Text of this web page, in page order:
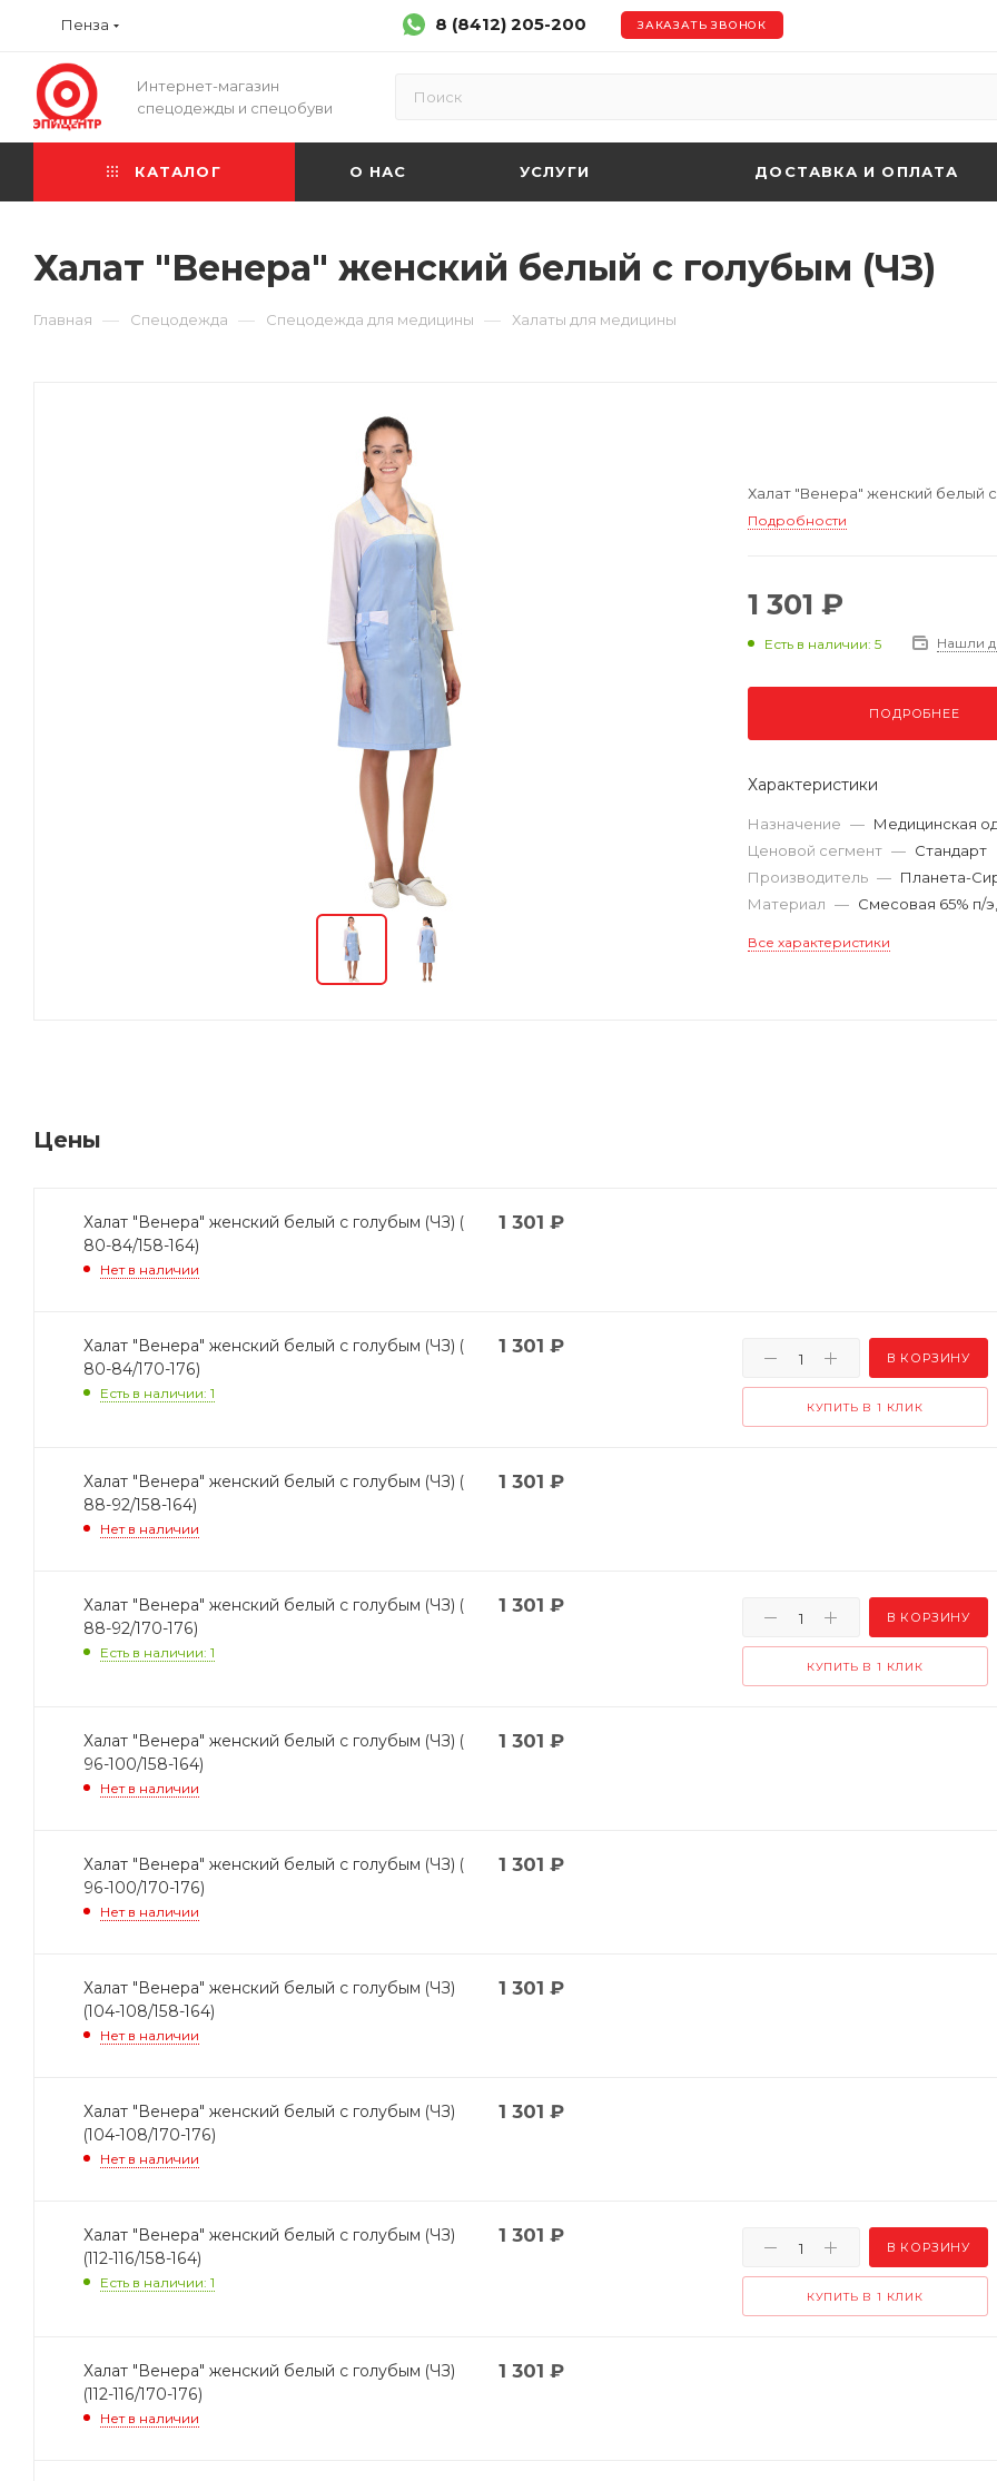
Пенза 8 (8412) 205-200 ЗАКАЗАТЬ ЗВОНОК
Интернет-магазин
спецодежды и спецобуви
КАТАЛОГ О НАС УСЛУГИ ДОСТАВКА И ОПЛАТА
Халат "Венера" женский белый с голубым (ЧЗ)
Главная — Спецодежда — Спецодежда для медицины — Халаты для медицины
Халат "Венера" женский белый
Подробности
1 301 ₽
Есть в наличии: 5 Нашли
ПОДРОБНЕЕ
Характеристики
Назначение — Медицинская
Ценовой сегмент — Стандарт
Производитель — Планета-
Материал — Смесовая 65% п/
Все характеристики
Цены
Халат "Венера" женский белый с голубым (ЧЗ) (
80-84/158-164)
Нет в наличии
1 301 ₽
Халат "Венера" женский белый с голубым (ЧЗ) (
80-84/170-176)
Есть в наличии: 1
1 301 ₽
В КОРЗИНУ
КУПИТЬ В 1 КЛИК
Халат "Венера" женский белый с голубым (ЧЗ) (
88-92/158-164)
Нет в наличии
1 301 ₽
Халат "Венера" женский белый с голубым (ЧЗ) (
88-92/170-176)
Есть в наличии: 1
1 301 ₽
В КОРЗИНУ
КУПИТЬ В 1 КЛИК
Халат "Венера" женский белый с голубым (ЧЗ) (
96-100/158-164)
Нет в наличии
1 301 ₽
Халат "Венера" женский белый с голубым (ЧЗ) (
96-100/170-176)
Нет в наличии
1 301 ₽
Халат "Венера" женский белый с голубым (ЧЗ)
(104-108/158-164)
Нет в наличии
1 301 ₽
Халат "Венера" женский белый с голубым (ЧЗ)
(104-108/170-176)
Нет в наличии
1 301 ₽
Халат "Венера" женский белый с голубым (ЧЗ)
(112-116/158-164)
Есть в наличии: 1
1 301 ₽
В КОРЗИНУ
КУПИТЬ В 1 КЛИК
Халат "Венера" женский белый с голубым (ЧЗ)
(112-116/170-176)
Нет в наличии
1 301 ₽